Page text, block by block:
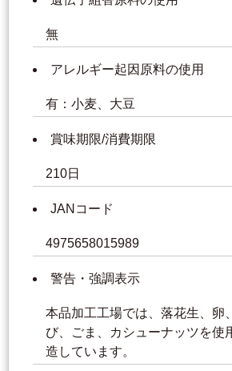
無
アレルギー起因原料の使用
有：小麦、大豆
賞味期限/消費期限
210日
JANコード
4975658015989
警告・強調表示
本品加工工場では、落花生、卵
び、ごま、カシューナッツを使
造しています。